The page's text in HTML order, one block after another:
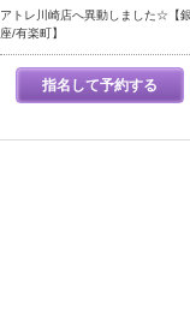
アトレ川崎店へ異動しました☆【銀
座/有楽町】
指名して予約する